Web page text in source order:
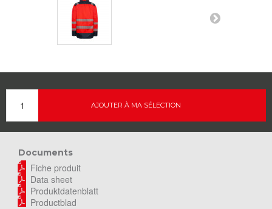
AJOUTER À MA SÉLECTION
Documents
Fiche produit
Data sheet
Produktdatenblatt
Productblad